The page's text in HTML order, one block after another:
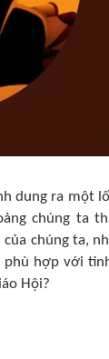
dung ra một
chúng ta
chúng ta,
hợp với
Hội?